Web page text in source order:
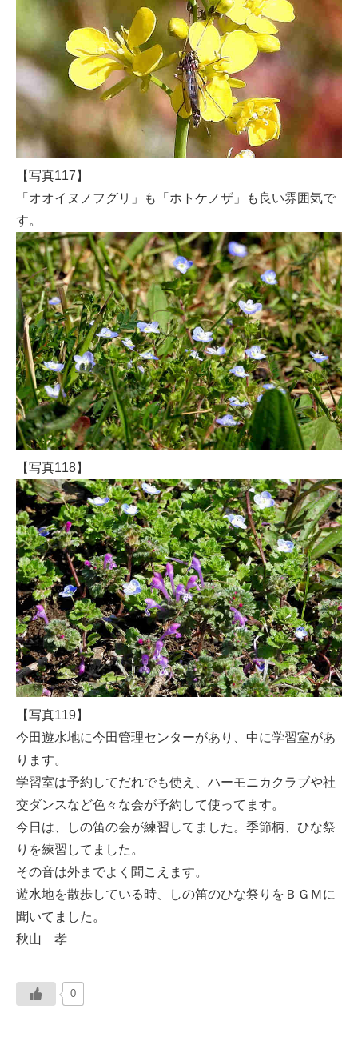
【写真117】
「オオイヌノフグリ」も「ホトケノザ」も良い雰囲気で
す。
【写真118】
【写真119】
今田遊水地に今田管理センターがあり、中に学習室があ
ります。
学習室は予約してだれでも使え、ハーモニカクラブや社
交ダンスなど色々な会が予約して使ってます。
今日は、しの笛の会が練習してました。季節柄、ひな祭
りを練習してました。
その音は外までよく聞こえます。
遊水地を散歩している時、しの笛のひな祭りをＢＧＭに
聞いてました。
秋山 孝
0